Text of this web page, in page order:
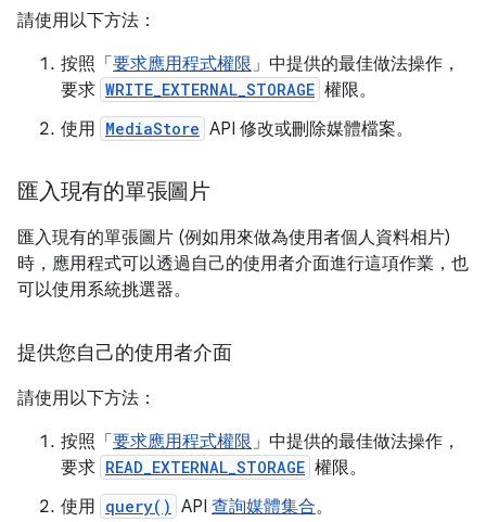
請使用以下方法：
按照「 要求應用程式權限」中提供的最佳做法操作，
要求 WRITE_EXTERNAL_STORAGE 權限。
使用 MediaStore API 修改或刪除媒體檔案。
匯入現有的單張圖片
匯入現有的單張圖片 (例如用來做為使用者個人資料相片)
時，應用程式可以透過自己的使用者介面進行這項作業，也
可以使用系統挑選器。
提供您自己的使用者介面
請使用以下方法：
按照「 要求應用程式權限」中提供的最佳做法操作，
要求 READ_EXTERNAL_STORAGE 權限。
使用 query() API 查詢媒體集合。